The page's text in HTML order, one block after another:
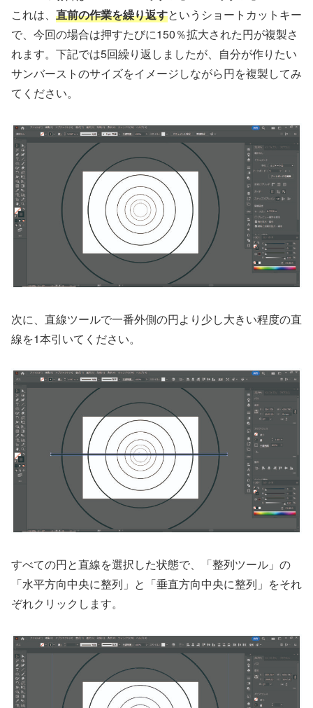
これは、 直前の作業を繰り返すというショートカットキー
で、今回の場合は押すたびに150％拡大された円が複製さ
れます。下記では5回繰り返しましたが、自分が作りたい
サンバーストのサイズをイメージしながら円を複製してみ
てください。
次に、直線ツールで一番外側の円より少し大きい程度の直
線を1本引いてください。
すべての円と直線を選択した状態で、「整列ツール」の
「水平方向中央に整列」と「垂直方向中央に整列」をそれ
ぞれクリックします。